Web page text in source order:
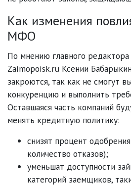
Как изменения
МФО
По мнению главного редактора
Zaimopoisk.ru Ксении
закроются, так как не смогут
конкуренцию и выполнить
Оставшаяся часть компаний
менять кредитную политику:
снизят процент
количество отказов);
уменьшат доступности
категорий заемщиков,